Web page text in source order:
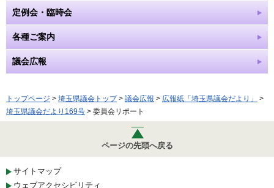
定例会・臨時会
各種ご案内
議会広報
トップページ > 埼玉県議会トップ> 議会広報 > 広報紙「埼玉県議会だより」
>
埼玉県議会だより169号 > 委員会リポート
ページの先頭へ戻る
サイトマップ
ウェブアクセシビリティ